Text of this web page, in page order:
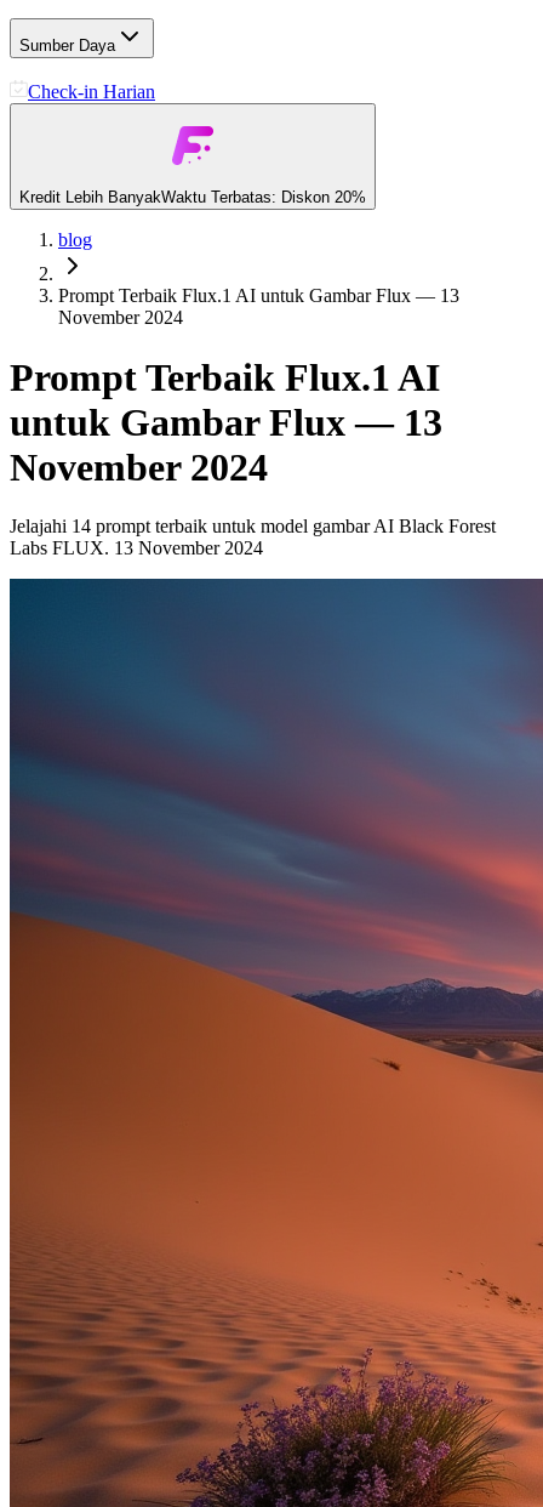
Sumber Daya
Check-in Harian
Kredit Lebih BanyakWaktu Terbatas: Diskon 20%
blog
Prompt Terbaik Flux.1 AI untuk Gambar Flux — 13
November 2024
Prompt Terbaik Flux.1 AI
untuk Gambar Flux — 13
November 2024
Jelajahi 14 prompt terbaik untuk model gambar AI Black Forest
Labs FLUX. 13 November 2024